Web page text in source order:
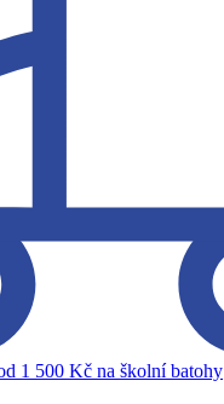
1 500 Kč na školní batohy